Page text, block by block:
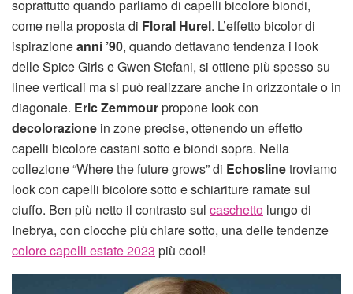
soprattutto quando parliamo di capelli bicolore biondi,
come nella proposta di Floral Hurel. L’effetto bicolor di
ispirazioneanni ’90, quando dettavano tendenza i look
delle Spice Girls e Gwen Stefani, si ottiene più spesso su
linee verticali ma si può realizzare anche in orizzontale o in
diagonale. Eric Zemmourpropone look con
decolorazione in zone precise, ottenendo un effetto
capelli bicolore castani sotto e biondi sopra. Nella
collezione “Where the future grows” di Echoslinetroviamo
look con capelli bicolore sotto e schiariture ramate sul
ciuffo. Ben più netto il contrasto sul caschetto lungo di
Inebrya, con ciocche più chiare sotto, una delle tendenze
colore capelli estate 2023 più cool!